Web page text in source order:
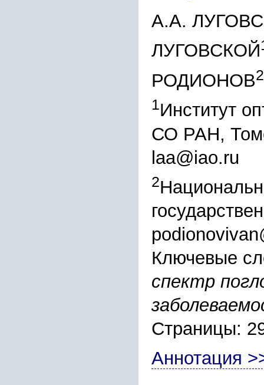
А.А.
ЛУГОВСКОЙ
РОДИОНОВ2
1Институт
СО РАН,
laa@iao.ru
2
Ключевые
спектр
Страницы:
Аннотация